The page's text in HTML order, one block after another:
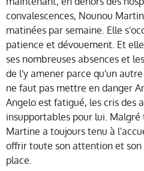
convalescences, Nounou
matinées par semaine. Elle
patience et dévouement. Et
ses nombreuses absences et
de l'y amener parce qu'un
ne faut pas mettre en danger
Angelo est fatigué, les cris des
insupportables pour lui.
Martine a toujours tenu à
offrir toute son attention et son
place.